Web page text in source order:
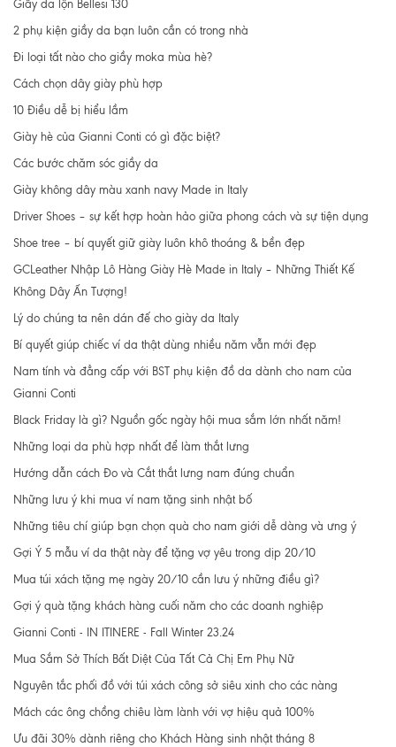
Giầy da lộn Bellesi 130
2 phụ kiện giầy da bạn luôn cần có trong nhà
Đi loại tất nào cho giầy moka mùa hè?
Cách chọn dây giày phù hợp
10 Điều dễ bị hiểu lầm
Giày hè của Gianni Conti có gì đặc biệt?
Các bước chăm sóc giầy da
Giày không dây màu xanh navy Made in Italy
Driver Shoes – sự kết hợp hoàn hảo giữa phong cách và sự tiện dụng
Shoe tree – bí quyết giữ giày luôn khô thoáng & bền đẹp
GCLeather Nhập Lô Hàng Giày Hè Made in Italy – Những Thiết Kế
Không Dây Ấn Tượng!
Lý do chúng ta nên dán đế cho giày da Italy
Bí quyết giúp chiếc ví da thật dùng nhiều năm vẫn mới đẹp
Nam tính và đẳng cấp với BST phụ kiện đồ da dành cho nam của
Gianni Conti
Black Friday là gì? Nguồn gốc ngày hội mua sắm lớn nhất năm!
Những loại da phù hợp nhất để làm thắt lưng
Hướng dẫn cách Đo và Cắt thắt lưng nam đúng chuẩn
Những lưu ý khi mua ví nam tặng sinh nhật bố
Những tiêu chí giúp bạn chọn quà cho nam giới dễ dàng và ưng ý
Gợi Ý 5 mẫu ví da thật này để tặng vợ yêu trong dịp 20/10
Mua túi xách tặng mẹ ngày 20/10 cần lưu ý những điều gì?
Gợi ý quà tặng khách hàng cuối năm cho các doanh nghiệp
Gianni Conti - IN ITINERE - Fall Winter 23.24
Mua Sắm Sở Thích Bất Diệt Của Tất Cả Chị Em Phụ Nữ
Nguyên tắc phối đồ với túi xách công sở siêu xinh cho các nàng
Mách các ông chồng chiêu làm lành với vợ hiệu quả 100%
Ưu đãi 30% dành riêng cho Khách Hàng sinh nhật tháng 8